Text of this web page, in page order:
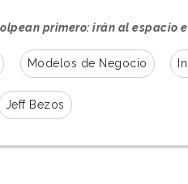
primero: irán al espacio
Modelos de Negocio
Jeff Bezos